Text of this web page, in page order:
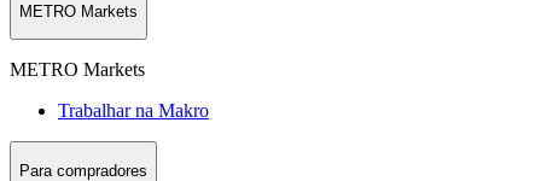
METRO Markets
METRO Markets
Trabalhar na Makro
Para compradores